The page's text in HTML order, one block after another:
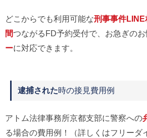
どこからでも利用可能な刑事事件LINE
間つながるFD予約受付で、お急ぎのお
ーに対応できます。
逮捕された時の接見費用例
アトム法律事務所京都支部に警察への
る場合の費用例！（詳しくはフリーダ